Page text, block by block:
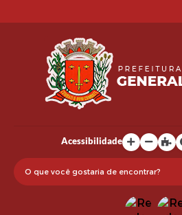
Acessibilidade